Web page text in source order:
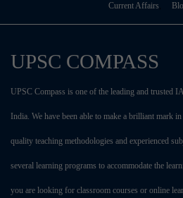
Current Affairs
UPSC COMPASS
UPSC Compass is one of the leading and trusted
India. We have been able to make a brilliant mark
quality teaching methodologies and experienced
several learning programs to accommodate the
you are looking for classroom courses or online